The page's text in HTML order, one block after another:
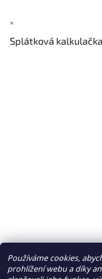
Používáme cookies,
prohlížení webu a díky
×
Splátková kalkulačka